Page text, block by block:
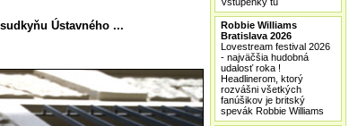
Ústavného ...
Robbie Williams
Bratislava 2026
Lovestream festival 2026
- najväčšia hudobná
udalosť roka !
Headlinerom, ktorý
rozvášni všetkých
fanúšikov je britský
spevák Robbie Williams